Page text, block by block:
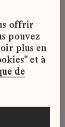
pas
pour le
offrir
pouvez
plus en
et à
de